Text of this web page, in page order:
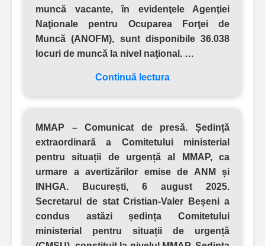
muncă vacante, în evidenţele Agenţiei
Naţionale pentru Ocuparea Forţei de
Muncă (ANOFM), sunt disponibile 36.038
locuri de muncă la nivel naţional. …
Continuă lectura
MMAP – Comunicat de presă. Ședință
extraordinară a Comitetului ministerial
pentru situații de urgență al MMAP, ca
urmare a avertizărilor emise de ANM și
INHGA.
București, 6 august 2025.
Secretarul de stat Cristian-Valer Beșeni a
condus astăzi ședința Comitetului
ministerial pentru situații de urgență